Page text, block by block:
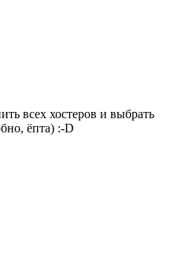
всех хостеров и выбрать
ёпта) :-D